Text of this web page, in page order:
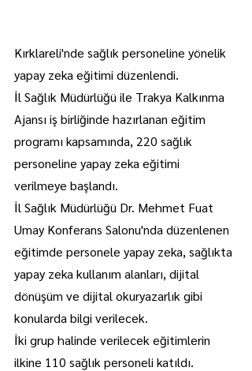
Kırklareli'nde sağlık personeline yönelik
yapay zeka eğitimi düzenlendi.
İl Sağlık Müdürlüğü ile Trakya Kalkınma
Ajansı iş birliğinde hazırlanan eğitim
programı kapsamında, 220 sağlık
personeline yapay zeka eğitimi
verilmeye başlandı.
İl Sağlık Müdürlüğü Dr. Mehmet Fuat
Umay Konferans Salonu'nda düzenlenen
eğitimde personele yapay zeka, sağlıkta
yapay zeka kullanım alanları, dijital
dönüşüm ve dijital okuryazarlık gibi
konularda bilgi verilecek.
İki grup halinde verilecek eğitimlerin
ilkine 110 sağlık personeli katıldı.